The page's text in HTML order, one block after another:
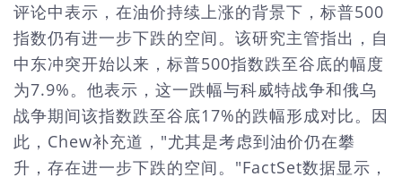
评论中表示，在油价持续上涨的背景下，标普500
指数仍有进一步下跌的空间。该研究主管指出，自
中东冲突开始以来，标普500指数跌至谷底的幅度
为7.9%。他表示，这一跌幅与科威特战争和俄乌
战争期间该指数跌至谷底17%的跌幅形成对比。因
此，Chew补充道，"尤其是考虑到油价仍在攀
升，存在进一步下跌的空间。"FactSet数据显示，